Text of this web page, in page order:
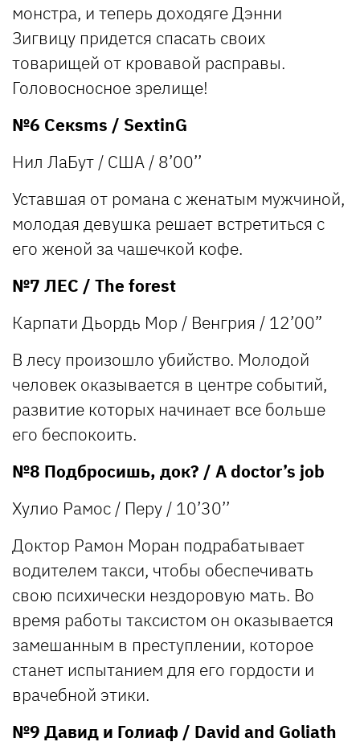
монстра, и теперь доходяге Дэнни
Зигвицу придется спасать своих
товарищей от кровавой расправы.
Головосносное зрелище!
№6 Секsms / SextinG
Нил ЛаБут / США / 8’00’’
Уставшая от романа с женатым мужчиной,
молодая девушка решает встретиться с
его женой за чашечкой кофе.
№7 ЛЕС / The forest
Карпати Дьордь Мор / Венгрия / 12’00”
В лесу произошло убийство. Молодой
человек оказывается в центре событий,
развитие которых начинает все больше
его беспокоить.
№8 Подбросишь, док? / A doctor’s job
Хулио Рамос / Перу / 10’30’’
Доктор Рамон Моран подрабатывает
водителем такси, чтобы обеспечивать
свою психически нездоровую мать. Во
время работы таксистом он оказывается
замешанным в преступлении, которое
станет испытанием для его гордости и
врачебной этики.
№9 Давид и Голиаф / David and Goliath